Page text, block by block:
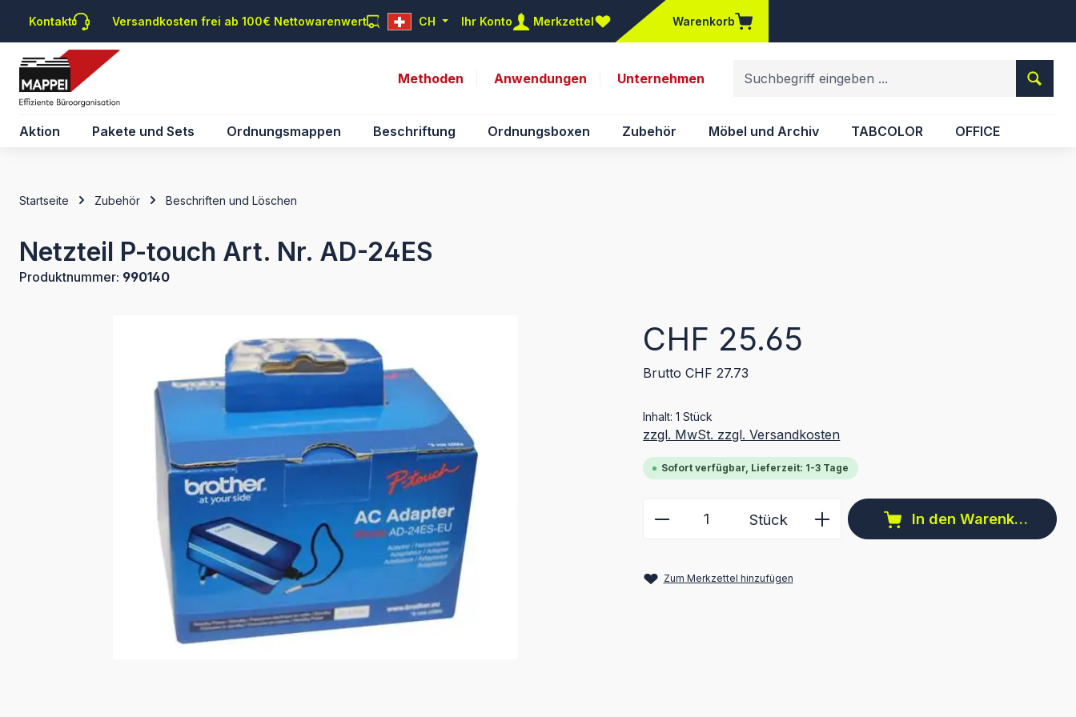
Hauptinhalt springen
Zur Suche springen
Zur Hauptnavigation springen
Kontakt Versandkosten frei ab 100€ Nettowarenwert CH Ihr Konto Merkzettel
Du hast 0 Produkte auf dem Merkzettel
Warenkorb
Methoden Anwendungen Unternehmen
Aktion Pakete und Sets Ordnungsmappen Beschriftung Ordnungsboxen Zubehör Möbel und Archiv TABCOLOR OFFICE
Startseite Zubehör Beschriften und Löschen
Netzteil P-touch Art. Nr. AD-24ES
Produktnummer: 990140
Regulärer Preis:
CHF 25.65
Brutto CHF 27.73
Inhalt:1 Stück
zzgl. MwSt. zzgl. Versandkosten
Sofort verfügbar, Lieferzeit: 1-3 Tage
Produkt Anzahl: Gib den gewünschten Wert
Stück In den Warenkorb
Zum Merkzettel hinzufügen